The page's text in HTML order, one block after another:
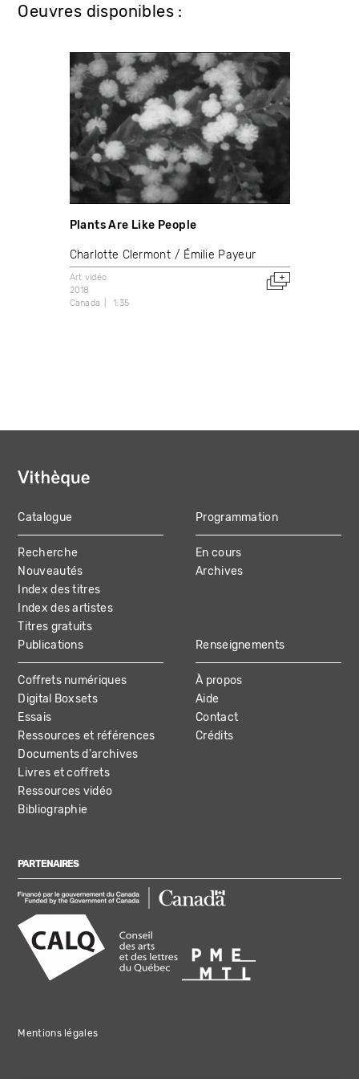
Oeuvres disponibles :
Plants Are Like People
Charlotte Clermont Émilie Payeur
Art vidéo
2018
Canada
1:35
MAIN
NAVIGATION
Catalogue
Recherche
Nouveautés
Index des titres
Index des artistes
Titres gratuits
Programmation
En cours
Archives
Publications
Coffrets numériques
Digital Boxsets
Essais
Ressources et références
Documents d'archives
Livres et coffrets
Ressources vidéo
Bibliographie
Renseignements
À propos
Aide
Contact
Crédits
PARTENAIRES
Mentions légales